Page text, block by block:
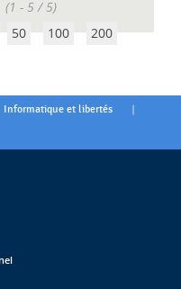
(1 - 5 / 5)
50 100 200
Informatique et libertés |